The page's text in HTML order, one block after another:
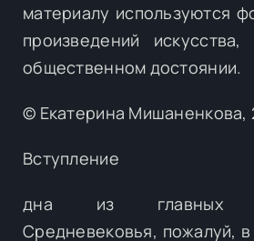
материалу используются
произведений
общественном достоянии.
© Екатерина Мишаненкова,
Вступление
дна из главных
Средневековья, пожалуй,